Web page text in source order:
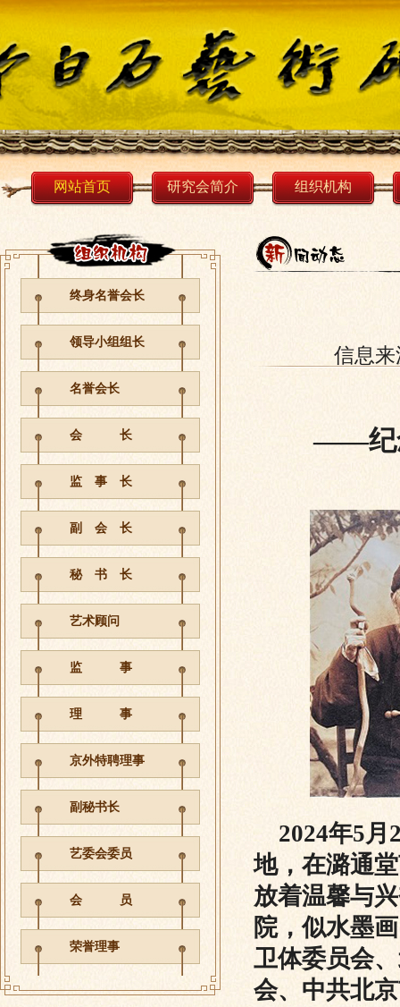
网站首页 研究会简介 组织机构
终身名誉会长
领导小组组长
名誉会长
会 长
监 事 长
副 会 长
秘 书 长
艺术顾问
监 事
理 事
京外特聘理事
副秘书长
艺委会委员
会 员
荣誉理事
信息
——纪
2024年5月
地，在潞通
放着温馨与
院，似水墨
卫体委员会
会、中共北